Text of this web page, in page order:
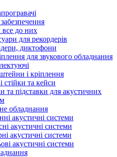
все до них
для рекордерів
диктофони
для звукового обладнання
і кріплення
стійки та кейси
та підставки для акустичних
обладнання
акустичні системи
акустичні системи
акустичні системи
акустичні системи